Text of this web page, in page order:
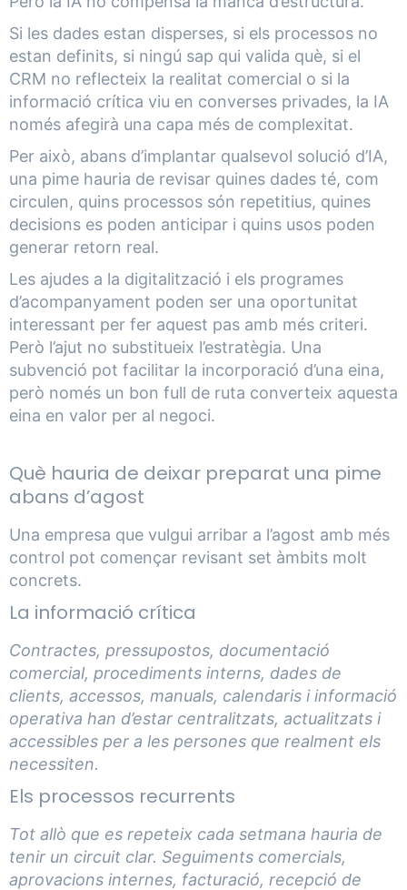
Si les dades estan disperses, si els processos no
estan definits, si ningú sap qui valida què, si el
CRM no reflecteix la realitat comercial o si la
informació crítica viu en converses privades, la IA
només afegirà una capa més de complexitat.
Per això, abans d’implantar qualsevol solució d’IA,
una pime hauria de revisar quines dades té, com
circulen, quins processos són repetitius, quines
decisions es poden anticipar i quins usos poden
generar retorn real.
Les ajudes a la digitalització i els programes
d’acompanyament poden ser una oportunitat
interessant per fer aquest pas amb més criteri.
Però l’ajut no substitueix l’estratègia. Una
subvenció pot facilitar la incorporació d’una eina,
però només un bon full de ruta converteix aquesta
eina en valor per al negoci.
Què hauria de deixar preparat una pime
abans d’agost
Una empresa que vulgui arribar a l’agost amb més
control pot començar revisant set àmbits molt
concrets.
La informació crítica
Contractes, pressupostos, documentació
comercial, procediments interns, dades de
clients, accessos, manuals, calendaris i informació
operativa han d’estar centralitzats, actualitzats i
accessibles per a les persones que realment els
necessiten.
Els processos recurrents
Tot allò que es repeteix cada setmana hauria de
tenir un circuit clar. Seguiments comercials,
aprovacions internes, facturació, recepció de